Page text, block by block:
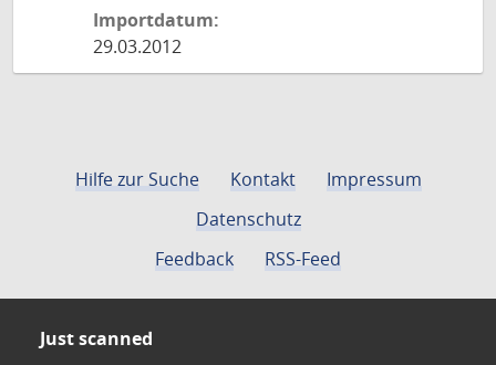
Importdatum:
29.03.2012
Hilfe zur Suche Kontakt
Impressum
Datenschutz
Feedback
RSS-Feed
Just scanned